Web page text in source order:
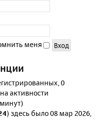
меня
0
активности
) здесь было 08 мар 2026,